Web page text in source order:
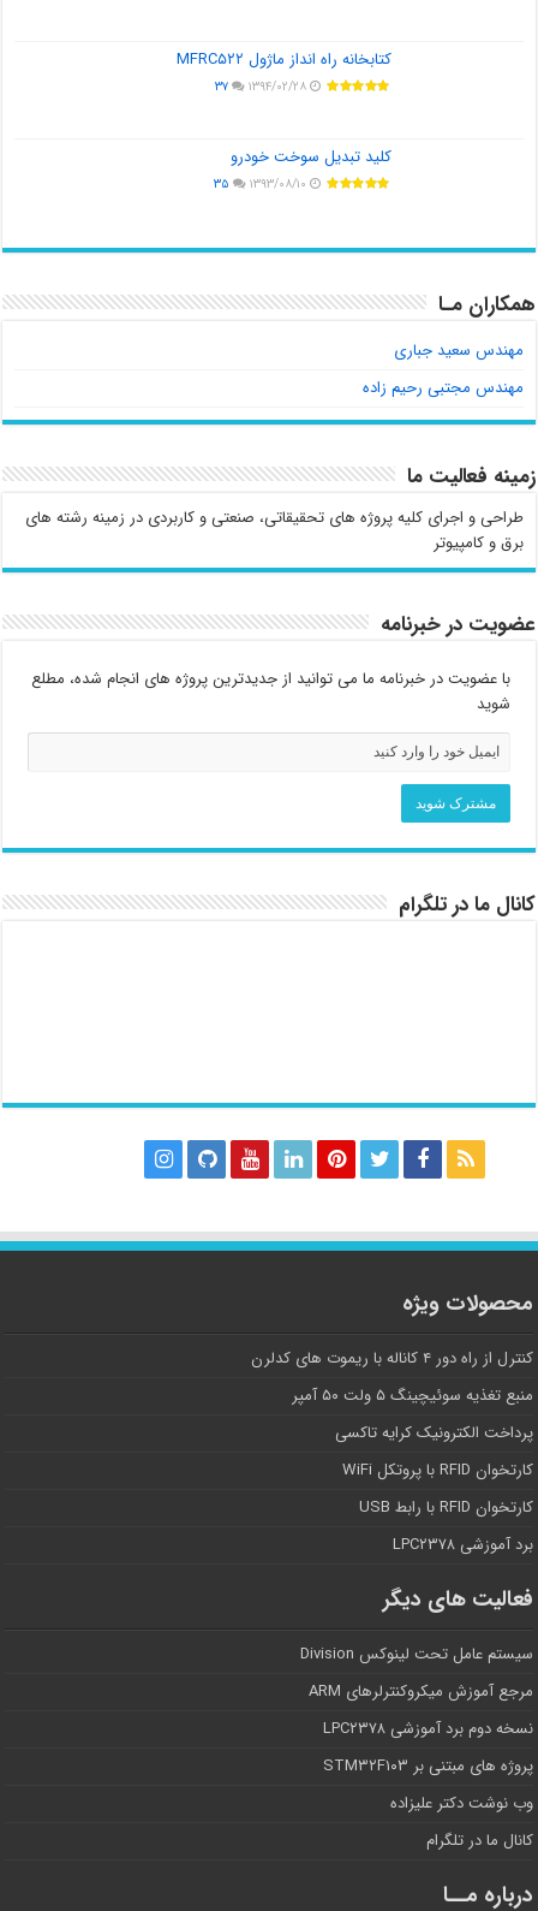
کتابخانه راه انداز ماژول MFRC۵۲۲
۱۳۹۴/۰۲/۲۸ ۳۷
کلید تبدیل سوخت خودرو
۱۳۹۳/۰۸/۱۰ ۳۵
همکاران مـا
مهندس سعید جباری
مهندس مجتبی رحیم زاده
زمینه فعالیت ما
طراحی و اجرای کلیه پروژه های تحقیقاتی، صنعتی و کاربردی در زمینه رشته های
برق و کامپیوتر
عضویت در خبرنامه
با عضویت در خبرنامه ما می توانید از جدیدترین پروژه های انجام شده، مطلع
شوید
کانال ما در تلگرام
محصولات ویژه
کنترل از راه دور ۴ کاناله با ریموت های کدلرن
منبع تغذیه سوئیچینگ ۵ ولت ۵۰ آمپر
پرداخت الکترونیک کرایه تاکسی
کارتخوان RFID با پروتکل WiFi
کارتخوان RFID با رابط USB
برد آموزشی LPC۲۳۷۸
فعالیت های دیگر
سیستم عامل تحت لینوکس Division
مرجع آموزش میکروکنترلرهای ARM
نسخه دوم برد آموزشی LPC۲۳۷۸
پروژه های مبتنی بر STM۳۲F۱۰۳
وب نوشت دکتر علیزاده
کانال ما در تلگرام
درباره مــا